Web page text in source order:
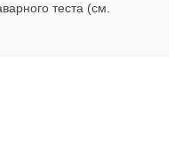
теста (см.